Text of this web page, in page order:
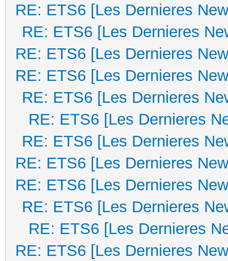
RE: ETS6 [Les Dernieres
RE: ETS6 [Les Dernieres
RE: ETS6 [Les Dernieres
RE: ETS6 [Les Dernieres
RE: ETS6 [Les Dernieres
RE: ETS6 [Les Dernieres
RE: ETS6 [Les Dernieres
RE: ETS6 [Les Dernieres
RE: ETS6 [Les Dernieres
RE: ETS6 [Les Dernieres
RE: ETS6 [Les Dernieres
RE: ETS6 [Les Dernieres